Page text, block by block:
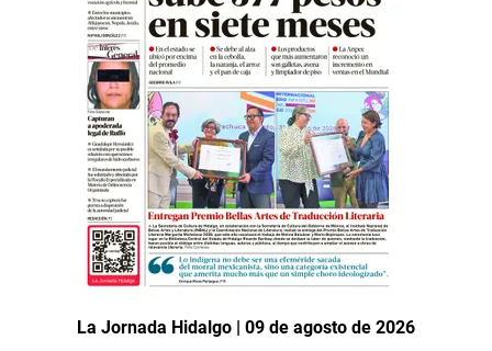
La Jornada Hidalgo | 09 de agosto de 2026